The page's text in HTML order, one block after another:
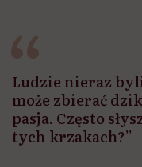
Ludzie nieraz
może zbierać
pasja. Często
tych krzakach?”